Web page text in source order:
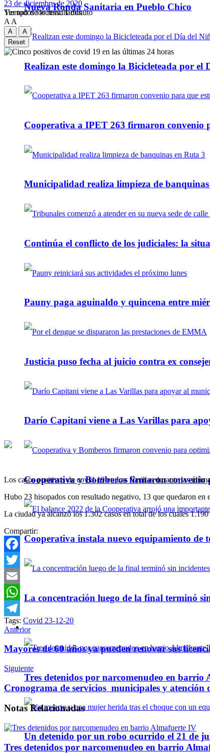
Nueva Ronda Sanitaria en Pueblo Chico
Realizan este domingo la Bicicleteada por el
Cooperativa a IPET 263 firmaron convenio
Municipalidad realiza limpieza de
Continúa el conflicto de los judiciales: la
Pauny paga aguinaldo y quincena entre
Justicia puso fecha al juicio contra ex
Darío Capitani viene a Las Varillas para
Cooperativa y Bomberos firmaron convenio
Cooperativa instala nuevo equipamiento de
La concentración luego de la final terminó
Policiales
Tres detenidos por narcomenudeo en barrio
Un detenido por un robo ocurrido el 21 de
Ver todos los ressultados
23 de diciembre de 2020
Tiempo de lectura: 1 minuto
A A
A
A
Reset
Los casos positivos de covid-19 en Las Varillas durante las
Hubo 23 hisopados con resultado negativo, 13 que quedaron en
La ciudad ya alcanzó los 1.302 casos en total de los cuales
Compartir:
Facebook
Twitter
Email
WhatsApp
Telegram
Tags: Covid 23-12-20
Anterior
Mayores de 60 años ya pueden renovar sus
Siguiente
Cronograma de servicios municipales y atención
NotasRelacionadas
Tres detenidos por narcomenudeo en barrio